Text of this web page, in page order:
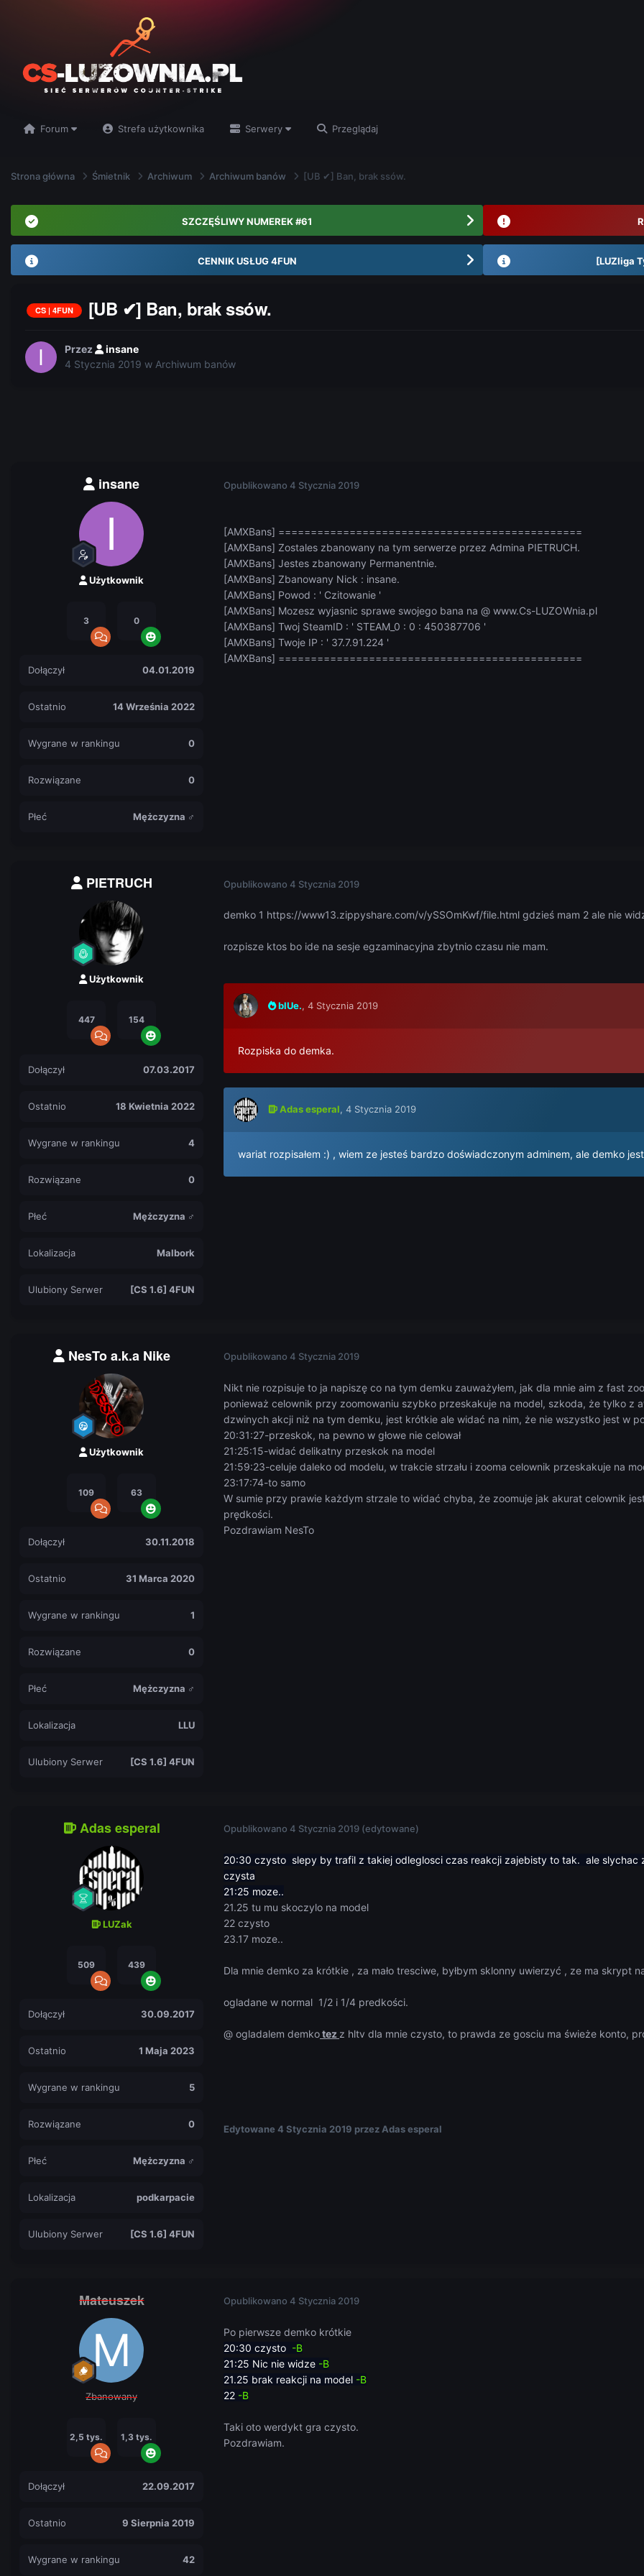
Forum Strefa użytkownika Serwery Przeglądaj
Strona główna Śmietnik Archiwum Archiwum banów [UB ✔] Ban, brak ssów.
SZCZĘŚLIWY NUMEREK #61
CENNIK USŁUG 4FUN [LUZliga
CS | 4FUN [UB ✔] Ban, brak ssów.
Przez
insane
4 Stycznia 2019 w Archiwum banów
insane
Użytkownik
3 0
Dołączył 04.01.2019
Ostatnio 14 Września 2022
Wygrane w rankingu 0
Rozwiązane 0
Płeć Mężczyzna ♂
Opublikowano 4 Stycznia 2019
[AMXBans] ===============================================
[AMXBans] Zostales zbanowany na tym serwerze przez Admina PIETRUCH.
[AMXBans] Jestes zbanowany Permanentnie.
[AMXBans] Zbanowany Nick : insane.
[AMXBans] Powod : ' Czitowanie '
[AMXBans] Mozesz wyjasnic sprawe swojego bana na @ www.Cs-LUZOWnia.pl
[AMXBans] Twoj SteamID : ' STEAM_0 : 0 : 450387706 '
[AMXBans] Twoje IP : ' 37.7.91.224 '
[AMXBans] ===============================================
PIETRUCH
Użytkownik
447 154
Dołączył 07.03.2017
Ostatnio 18 Kwietnia 2022
Wygrane w rankingu 4
Rozwiązane 0
Płeć Mężczyzna ♂
Lokalizacja Malbork
Ulubiony Serwer [CS 1.6] 4FUN
Opublikowano 4 Stycznia 2019
demko 1 https://www13.zippyshare.com/v/ySSOmKwf/file.html gdzieś mam 2 ale nie
rozpisze ktos bo ide na sesje egzaminacyjna zbytnio czasu nie mam.
blUe., 4 Stycznia 2019
Rozpiska do demka.
Adas esperal, 4 Stycznia 2019
wariat rozpisałem :) , wiem ze jesteś bardzo doświadczonym adminem, ale demko
NesTo a.k.a Nike
Użytkownik
109 63
Dołączył 30.11.2018
Ostatnio 31 Marca 2020
Wygrane w rankingu 1
Rozwiązane 0
Płeć Mężczyzna ♂
Lokalizacja LLU
Ulubiony Serwer [CS 1.6] 4FUN
Opublikowano 4 Stycznia 2019
Nikt nie rozpisuje to ja napiszę co na tym demku zauważyłem, jak dla mnie aim z fast
ponieważ celownik przy zoomowaniu szybko przeskakuje na model, szkoda, że tylko z
dzwinych akcji niż na tym demku, jest krótkie ale widać na nim, że nie wszystko jest w
20:31:27-przeskok, na pewno w głowe nie celował
21:25:15-widać delikatny przeskok na model
21:59:23-celuje daleko od modelu, w trakcie strzału i zooma celownik przeskakuje na
23:17:74-to samo
W sumie przy prawie każdym strzale to widać chyba, że zoomuje jak akurat celownik
prędkości.
Pozdrawiam NesTo
Adas esperal
LUZak
509 439
Dołączył 30.09.2017
Ostatnio 1 Maja 2023
Wygrane w rankingu 5
Rozwiązane 0
Płeć Mężczyzna ♂
Lokalizacja podkarpacie
Ulubiony Serwer [CS 1.6] 4FUN
Opublikowano 4 Stycznia 2019 (edytowane)
20:30 czysto slepy by trafil z takiej odleglosci czas reakcji zajebisty to tak. ale slychac
czysta
21:25 moze..
21.25 tu mu skoczylo na model
22 czysto
23.17 moze..
Dla mnie demko za krótkie , za mało tresciwe, byłbym sklonny uwierzyć , ze ma
ogladane w normal 1/2 i 1/4 predkości.
@ ogladalem demkotez z hltv dla mnie czysto, to prawda ze gosciu ma świeże konto,
Edytowane 4 Stycznia 2019 przez Adas esperal
Mateuszek
Zbanowany
2,5 tys. 1,3 tys.
Dołączył 22.09.2017
Ostatnio 9 Sierpnia 2019
Wygrane w rankingu 42
Opublikowano 4 Stycznia 2019
Po pierwsze demko krótkie
20:30 czysto -B
21:25 Nic nie widze -B
21.25 brak reakcji na model -B
22 -B
Taki oto werdykt gra czysto.
Pozdrawiam.